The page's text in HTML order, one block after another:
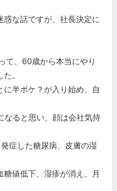
な話ですが、社長決定に
て、60歳から本当にやり
。
半ボケ？が入り始め、自
なると思い、顔は会社気持
症した糖尿病、皮膚の湿
値低下、湿疹が消え、月